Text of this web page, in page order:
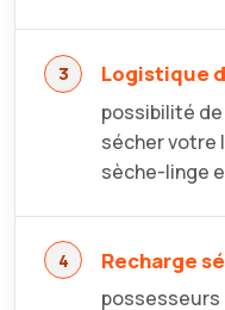
Logistique
possibilité
sécher votre
sèche-linge
Recharge
possesseurs